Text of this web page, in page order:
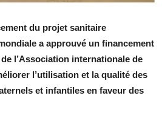
du projet sanitaire
a approuvé un financement
l’Association internationale de
l’utilisation et la qualité des
et infantiles en faveur des